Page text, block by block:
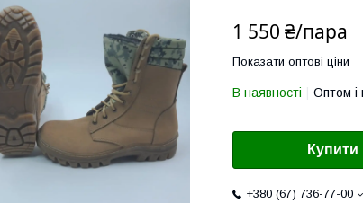
1 550 ₴/пара
Показати оптові ціни
В наявності Оптом і
Купити
+380 (67) 736-77-00